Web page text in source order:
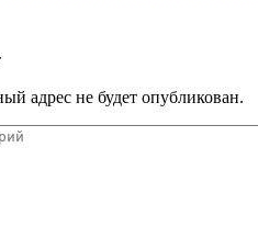
адрес не будет опубликован.